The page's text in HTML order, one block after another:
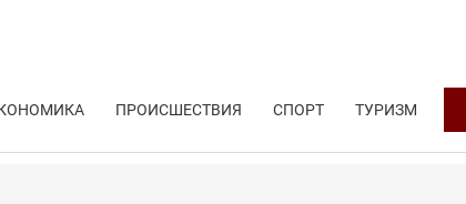
ПРОИСШЕСТВИЯ СПОРТ ТУРИЗМ